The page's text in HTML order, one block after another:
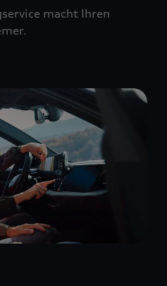
macht Ihren